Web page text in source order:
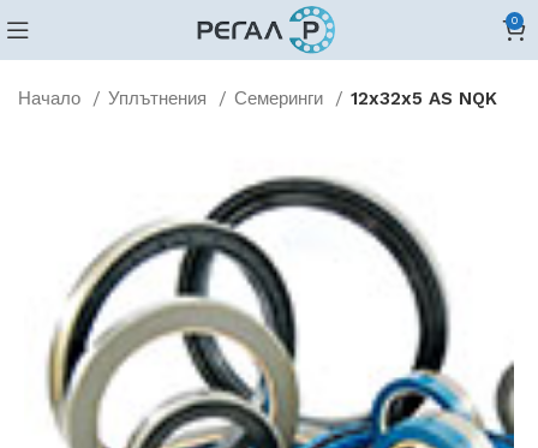
0
Начало Уплътнения Семеринги 12x32x5 AS NQK